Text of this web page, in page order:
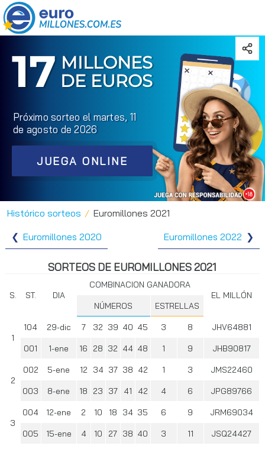
17 MILLONES
DE EUROS
Próximo sorteo el martes, 11
de agosto de 2026
JUEGA ONLINE
Histórico sorteos
Euromillones 2021
Euromillones 2020
Euromillones 2022
SORTEOS DE EUROMILLONES 2021
DIA
COMBINACION GANADORA
EL MILLÓN
NÚMEROS
ESTRELLAS
1
104 29-dic 7 32 39 40 45 3 8 JHV64881
001 1-ene 16 28 32 44 48 1 9 JHB90817
2
002 5-ene 12 34 37 38 42 1 3 JMS22460
003 8-ene 18 23 37 41 42 4 6 JPG89766
3
004 12-ene 2 10 18 34 35 6 9 JRM69034
005 15-ene 4 10 27 38 40 3 11 JSQ24427